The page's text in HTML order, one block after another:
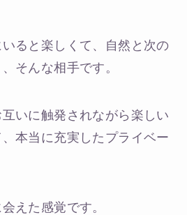
ると楽しくて、自然と次の
そんな相手です。
いに触発されながら楽しい
本当に充実したプライベー
えた感覚です。